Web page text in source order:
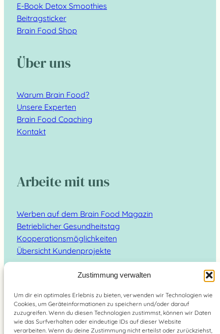
Zustimmung verwalten
Um dir ein optimales Erlebnis zu bieten, verwenden wir Technologien wie
Cookies, um Geräteinformationen zu speichern und/oder darauf
zuzugreifen. Wenn du diesen Technologien zustimmst, können wir Daten
wie das Surfverhalten oder eindeutige IDs auf dieser Website
verarbeiten. Wenn du deine Zustimmung nicht erteilst oder zurückziehst,
E-Book Detox Smoothies
Beitragsticker
Brain Food Shop
Über uns
Warum Brain Food?
Unsere Experten
Brain Food Coaching
Kontakt
Arbeite mit uns
Werben auf dem Brain Food Magazin
Betrieblicher Gesundheitstag
Kooperationsmöglichkeiten
Übersicht Kundenprojekte
Suchen